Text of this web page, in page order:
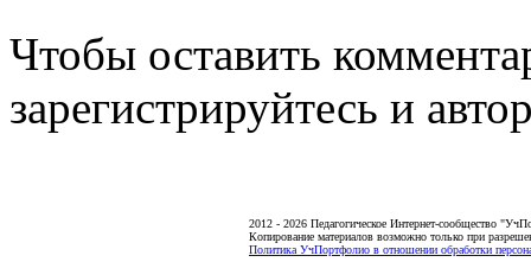
Чтобы оставить
зарегистрируйтесь и
2012 - 2026 Педагогическое Интернет-сообщество
Копирование материалов возможно только при
Политика УчПортфолио в отношении обработки